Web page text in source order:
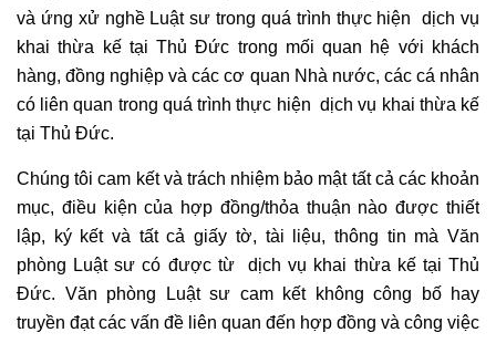
và ứng xử nghề Luật sư trong quá trình thực hiện dịch vụ
khai thừa kế tại Thủ Đức trong mối quan hệ với khách
hàng, đồng nghiệp và các cơ quan Nhà nước, các cá nhân
có liên quan trong quá trình thực hiện dịch vụ khai thừa kế
tại Thủ Đức.
Chúng tôi cam kết và trách nhiệm bảo mật tất cả các khoản
mục, điều kiện của hợp đồng/thỏa thuận nào được thiết
lập, ký kết và tất cả giấy tờ, tài liệu, thông tin mà Văn
phòng Luật sư có được từ dịch vụ khai thừa kế tại Thủ
Đức. Văn phòng Luật sư cam kết không công bố hay
truyền đạt các vấn đề liên quan đến hợp đồng và công việc